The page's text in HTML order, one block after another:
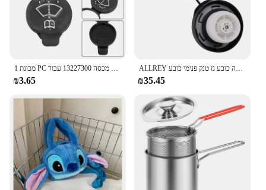
₪3.65 ₪35.45